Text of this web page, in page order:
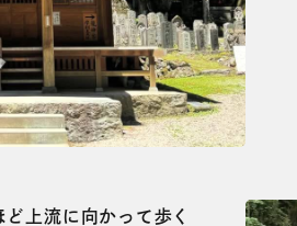
上流に向かって歩く